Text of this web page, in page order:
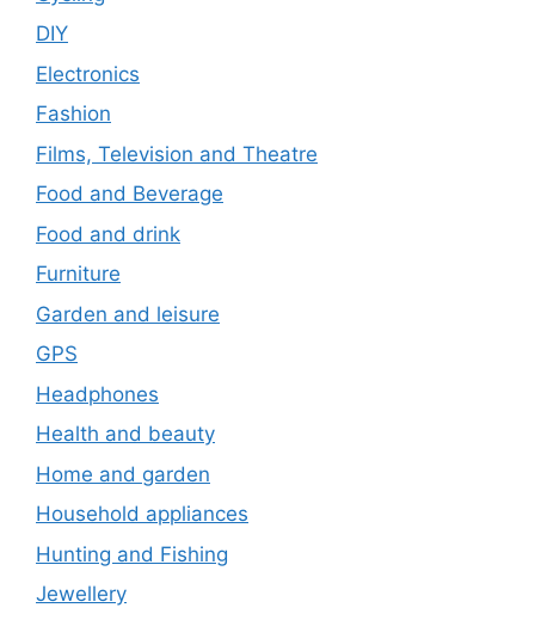
DIY
Electronics
Fashion
Films, Television and Theatre
Food and Beverage
Food and drink
Furniture
Garden and leisure
GPS
Headphones
Health and beauty
Home and garden
Household appliances
Hunting and Fishing
Jewellery